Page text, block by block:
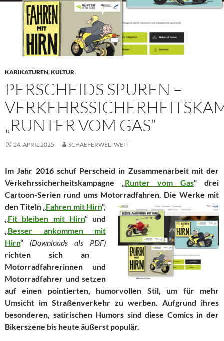
KARIKATUREN,KULTUR
PERSCHEIDS SPUREN –
„RUNTER VOM GAS“
24. APRIL 2025 SCHAEFERWELTWEIT
Im Jahr 2016 schuf Perscheid in Zusammenarbeit mit der
Verkehrssicherheitskampagne „Runter vom Gas“ drei
Cartoon-Serien rund ums Motorradfahren. Die Werke mit
den Titeln „Fahren mit Hirn“,
„Fit bleiben mit Hirn“ und
„Besser ankommen mit
Hirn“ (Downloads als PDF)
richten sich an
Motorradfahrerinnen und
Motorradfahrer und setzen
auf einen pointierten, humorvollen Stil, um für mehr
Umsicht im Straßenverkehr zu werben. Aufgrund ihres
besonderen, satirischen Humors sind diese Comics in der
Bikerszene bis heute äußerst populär.